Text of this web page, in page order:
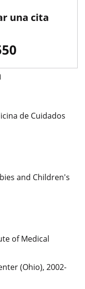
una cita
de Cuidados
and Children's
of Medical
(Ohio), 2002-